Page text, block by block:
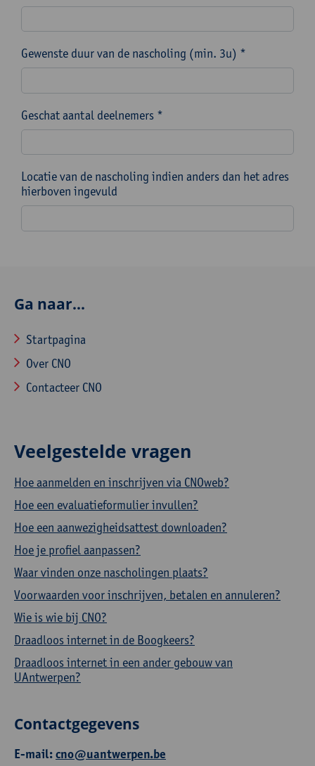
Gewenste duur van de nascholing (min. 3u) *
Geschat aantal deelnemers *
Locatie van de nascholing indien anders dan het adres
hierboven ingevuld
Ga naar...
Startpagina
Over CNO
Contacteer CNO
Veelgestelde vragen
Hoe aanmelden en inschrijven via CNOweb?
Hoe een evaluatieformulier invullen?
Hoe een aanwezigheidsattest downloaden?
Hoe je profiel aanpassen?
Waar vinden onze nascholingen plaats?
Voorwaarden voor inschrijven, betalen en annuleren?
Wie is wie bij CNO?
Draadloos internet in de Boogkeers?
Draadloos internet in een ander gebouw van
UAntwerpen?
Contactgegevens
E-mail:cno@uantwerpen.be